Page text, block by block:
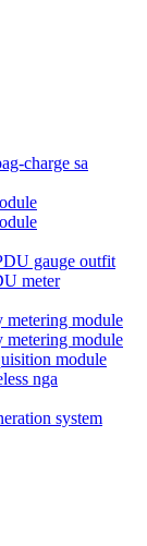
charge sa
gauge outfit
meter
metering module
metering module
module
nga
system